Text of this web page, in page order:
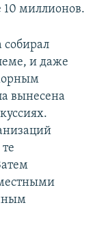
10 миллионов.
и даже
вынесена